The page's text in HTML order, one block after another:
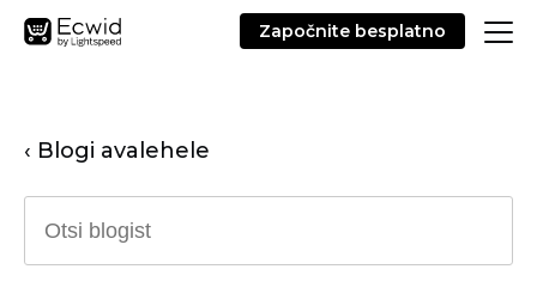
Započnite besplatno
‹ Blogi avalehele